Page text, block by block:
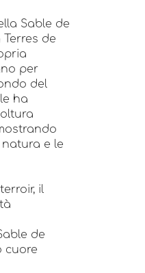
Sable de
de
per
del
ha
e le
il
de
cuore